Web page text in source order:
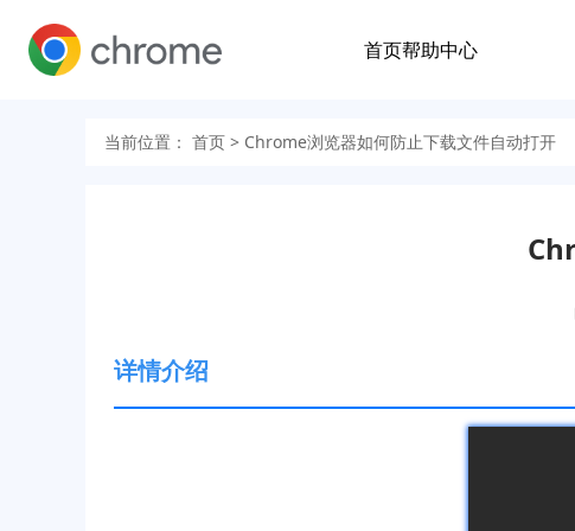
首页帮助中心
当前位置： 首页 > Chrome浏览器如何防止下载文件自动打开
详情介绍